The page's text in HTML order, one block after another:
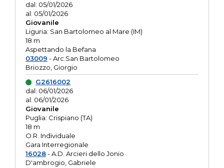
dal: 05/01/2026
al: 05/01/2026
Giovanile
Liguria: San Bartolomeo al Mare (IM)
18 m
Aspettando la Befana
03009 - Arc.San Bartolomeo
Briozzo, Giorgio
G2616002
dal: 06/01/2026
al: 06/01/2026
Giovanile
Puglia: Crispiano (TA)
18 m
O.R. Individuale
Gara Interregionale
16028- A.D. Arcieri dello Jonio
D'ambrogio, Gabriele